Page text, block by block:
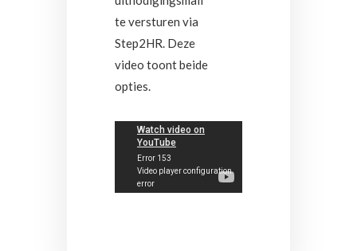
te versturen via
Step2HR. Deze
video toont beide
opties.